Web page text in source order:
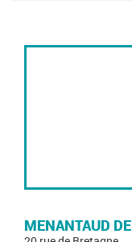
MENANTAUD